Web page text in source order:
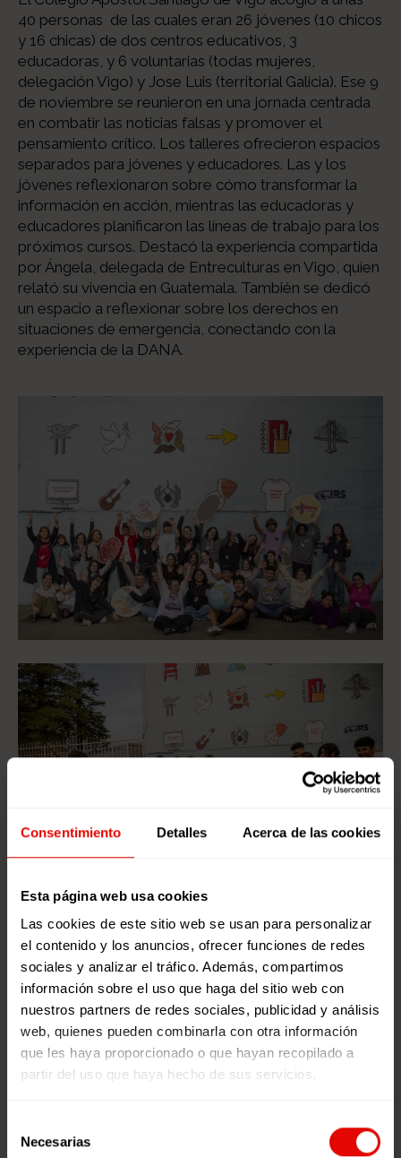
Consentimiento Detalles Acerca de las cookies
Esta página web usa cookies
Las cookies de este sitio web se usan para personalizar
el contenido y los anuncios, ofrecer funciones de redes
sociales y analizar el tráfico. Además, compartimos
información sobre el uso que haga del sitio web con
nuestros partners de redes sociales, publicidad y análisis
web, quienes pueden combinarla con otra información
que les haya proporcionado o que hayan recopilado a
partir del uso que haya hecho de sus servicios.
Necesarias
40 personas de las cuales eran 26 jóvenes (10 chicos
y 16 chicas) de dos centros educativos, 3
educadoras, y 6 voluntarias (todas mujeres,
delegación Vigo) y Jose Luis (territorial Galicia). Ese 9
de noviembre se reunieron en una jornada centrada
en combatir las noticias falsas y promover el
pensamiento crítico. Los talleres ofrecieron espacios
separados para jóvenes y educadores. Las y los
jóvenes reflexionaron sobre cómo transformar la
información en acción, mientras las educadoras y
educadores planificaron las líneas de trabajo para los
próximos cursos. Destacó la experiencia compartida
por Ángela, delegada de Entreculturas en Vigo, quien
relató su vivencia en Guatemala. También se dedicó
un espacio a reflexionar sobre los derechos en
situaciones de emergencia, conectando con la
experiencia de la DANA.
Asturias, Cantabria y Castilla y
León
El Albergue de Llanes fue el escenario los días 15 y
educadoras, 3 personas técnicas y 15 personas
voluntarias. Bajo el lema
“Pensamiento crítico en